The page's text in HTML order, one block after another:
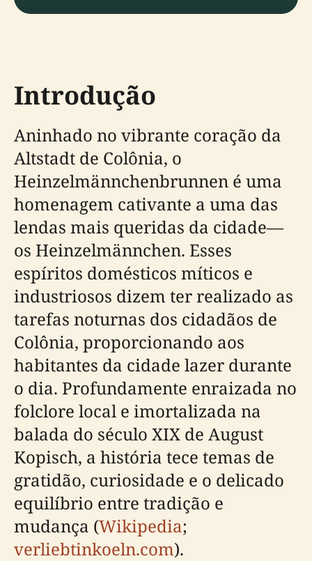
Introdução
Aninhado no vibrante coração da
Altstadt de Colônia, o
Heinzelmännchenbrunnen é uma
homenagem cativante a uma das
lendas mais queridas da cidade—
os Heinzelmännchen. Esses
espíritos domésticos míticos e
industriosos dizem ter realizado as
tarefas noturnas dos cidadãos de
Colônia, proporcionando aos
habitantes da cidade lazer durante
o dia. Profundamente enraizada no
folclore local e imortalizada na
balada do século XIX de August
Kopisch, a história tece temas de
gratidão, curiosidade e o delicado
equilíbrio entre tradição e
mudança (Wikipedia;
verliebtinkoeln.com).